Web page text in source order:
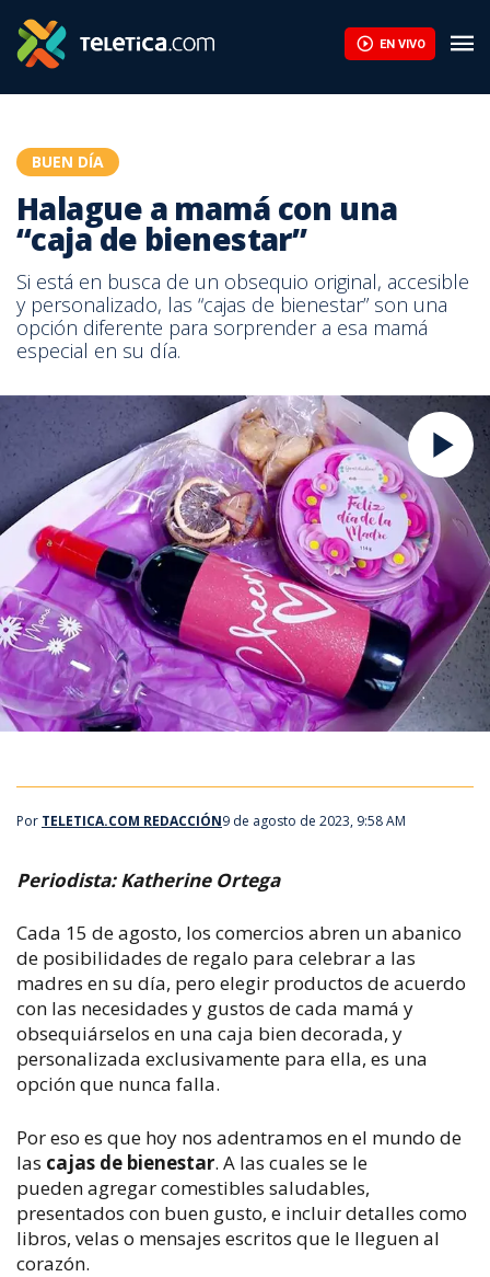
EN VIVO
BUEN DÍA
Halague a mamá con una
“caja de bienestar”
Si está en busca de un obsequio original, accesible
y personalizado, las “cajas de bienestar” son una
opción diferente para sorprender a esa mamá
especial en su día.
Por TELETICA.COM REDACCIÓN9 de agosto de 2023, 9:58 AM
Periodista: Katherine Ortega
Cada 15 de agosto, los comercios abren un abanico
de posibilidades de regalo para celebrar a las
madres en su día, pero elegir productos de acuerdo
con las necesidades y gustos de cada mamá y
obsequiárselos en una caja bien decorada, y
personalizada exclusivamente para ella, es una
opción que nunca falla.
Por eso es que hoy nos adentramos en el mundo de
las cajas de bienestar. A las cuales se le
pueden agregar comestibles saludables,
presentados con buen gusto, e incluir detalles como
libros, velas o mensajes escritos que le lleguen al
corazón.